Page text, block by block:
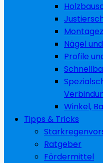
Nägel
Profile
Winkel,
Tipps & Tricks
Ratgeber
Fördermittel